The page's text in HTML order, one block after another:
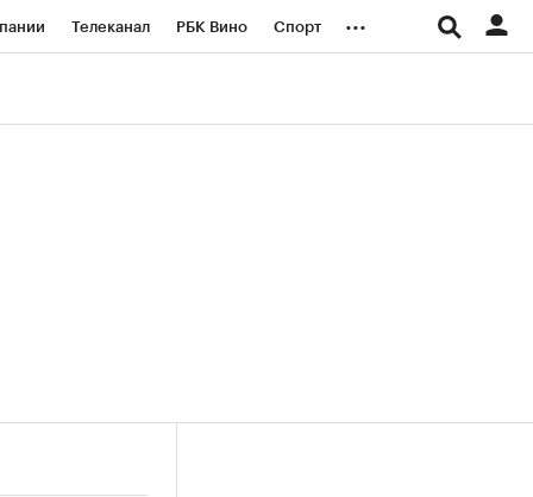
Телеканал РБК Вино Спорт ...